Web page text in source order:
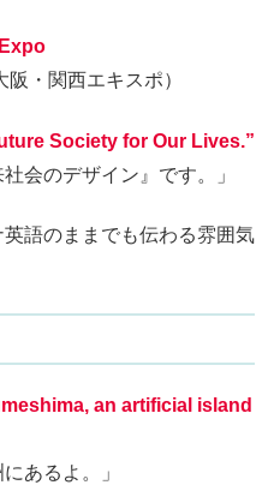
阪・関西エキスポ）
Society for Our Lives.”
会のデザイン』です。」
語のままでも伝わる雰囲気
an artificial island
あるよ。」